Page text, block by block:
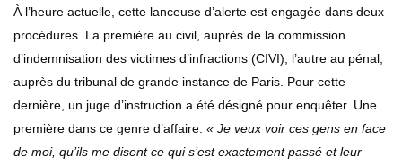
À l’heure actuelle, cette lanceuse d’alerte est engagée dans deux
procédures. La première au civil, auprès de la commission
d’indemnisation des victimes d’infractions (CIVI), l’autre au pénal,
auprès du tribunal de grande instance de Paris. Pour cette
dernière, un juge d’instruction a été désigné pour enquêter. Une
première dans ce genre d’affaire. « Je veux voir ces gens en face
de moi, qu’ils me disent ce qui s’est exactement passé et leur